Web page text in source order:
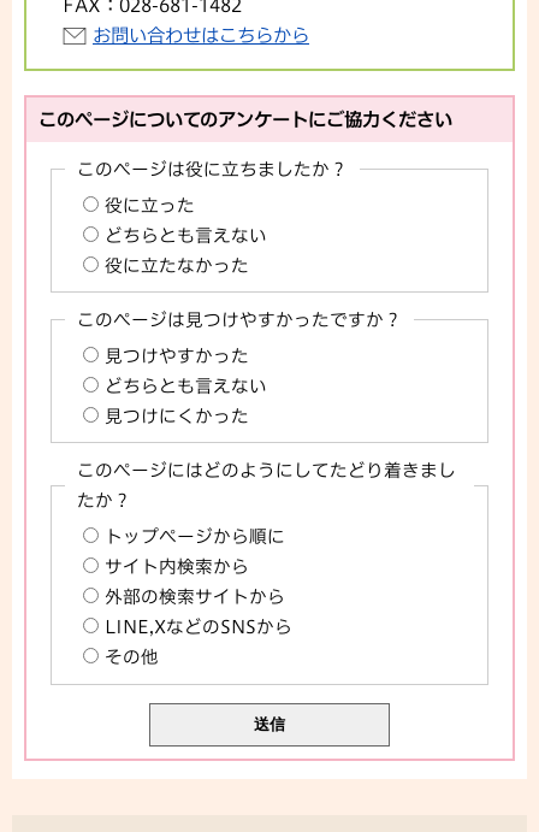
FAX： 028-681-1482
お問い合わせはこちらから
このページについてのアンケートにご協力ください
このページは役に立ちましたか？
役に立った
どちらとも言えない
役に立たなかった
このページは見つけやすかったですか？
見つけやすかった
どちらとも言えない
見つけにくかった
このページにはどのようにしてたどり着きまし
たか？
トップページから順に
サイト内検索から
外部の検索サイトから
LINE,XなどのSNSから
その他